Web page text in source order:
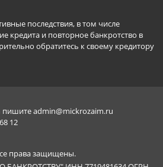
последствия, в том числе
кредита и повторное банкротство в
обратитесь к своему кредитору
пишитеadmin@mickrozaim.ru
12
права защищены.